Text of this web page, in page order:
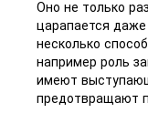
Оно не только
царапается
несколько
например роль
имеют
предотвращают